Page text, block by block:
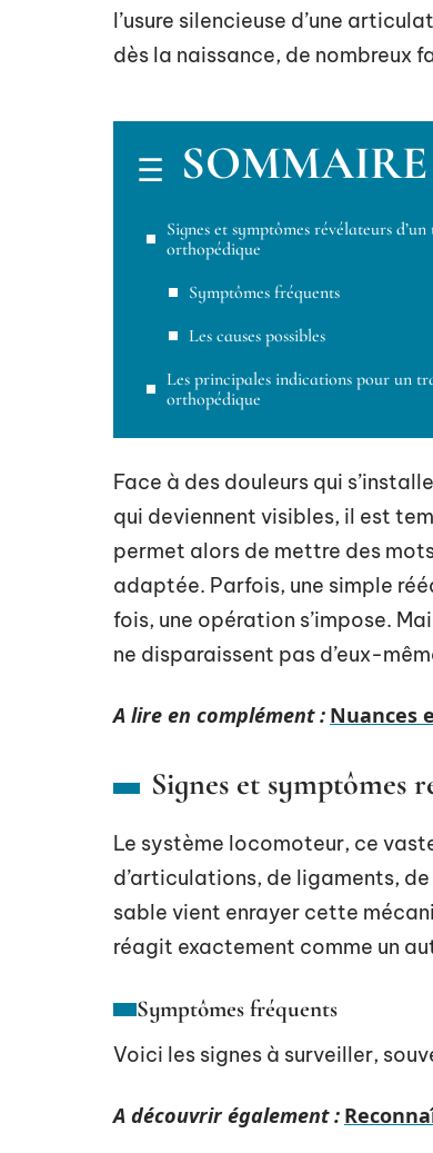
l’usure silencieuse d’une
dès la naissance, de nombreux
SOMMAIRE
Signes et symptômes révélateurs
orthopédique
Symptômes fréquents
Les causes possibles
Les principales indications pour un
orthopédique
Face à des douleurs qui
qui deviennent visibles, il est
permet alors de mettre des
adaptée. Parfois, une simple
fois, une opération s’impose.
ne disparaissent pas d’eux-
A lire en complément : Nuances
Signes et symptômes
Le système locomoteur, ce
d’articulations, de ligaments,
sable vient enrayer cette
réagit exactement comme un
Symptômes fréquents
Voici les signes à surveiller,
A découvrir également :